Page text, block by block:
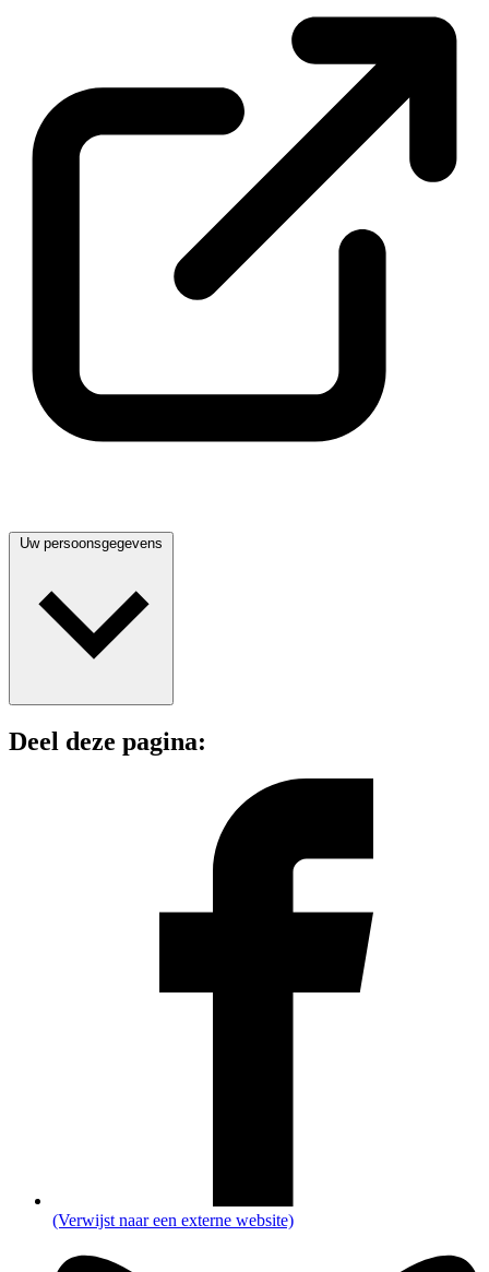
Uw persoonsgegevens
Deel deze pagina:
(Verwijst naar een externe website)